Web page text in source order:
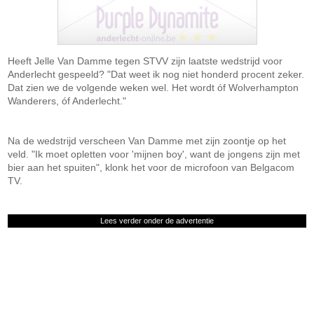
Heeft Jelle Van Damme tegen STVV zijn laatste wedstrijd voor
Anderlecht gespeeld? "Dat weet ik nog niet honderd procent zeker.
Dat zien we de volgende weken wel. Het wordt óf Wolverhampton
Wanderers, óf Anderlecht."
Na de wedstrijd verscheen Van Damme met zijn zoontje op het
veld. "Ik moet opletten voor 'mijnen boy', want de jongens zijn met
bier aan het spuiten", klonk het voor de microfoon van Belgacom
TV.
Lees verder onder de advertentie